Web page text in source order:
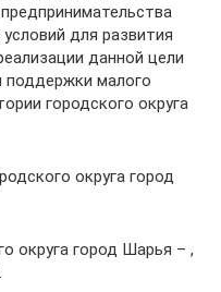
для развития
данной цели
поддержки малого
городского округа
округа город
округа город Шарья – ,